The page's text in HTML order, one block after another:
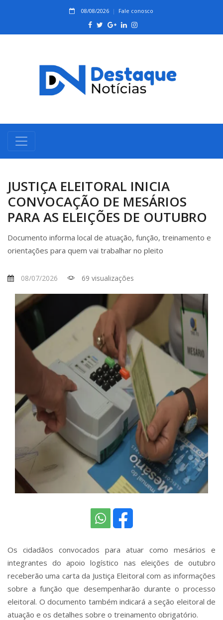
08/08/2026 Fale conosco
JUSTIÇA ELEITORAL INICIA
CONVOCAÇÃO DE MESÁRIOS
PARA AS ELEIÇÕES DE OUTUBRO
Documento informa local de atuação, função, treinamento e
orientações para quem vai trabalhar no pleito
08/07/2026 69 visualizações
Os cidadãos convocados para atuar como mesários e
integrantes do apoio logístico nas eleições de outubro
receberão uma carta da Justiça Eleitoral com as informações
sobre a função que desempenharão durante o processo
eleitoral. O documento também indicará a seção eleitoral de
atuação e os detalhes sobre o treinamento obrigatório.